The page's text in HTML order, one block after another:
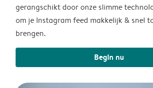
gerangschikt door onze slimme
om je Instagram feed makkelijk & snel
brengen.
Begin nu